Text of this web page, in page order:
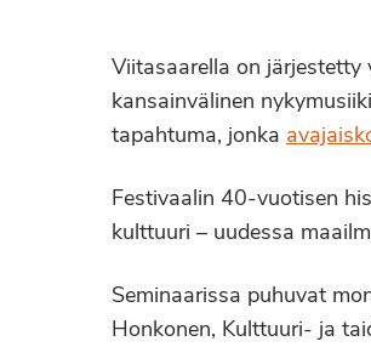
Viitasaarella on
kansainvälinen
tapahtuma, jonka
Festivaalin 40-vuotisen
kulttuuri – uudessa
Seminaarissa puhuvat
Honkonen, Kulttuuri- ja